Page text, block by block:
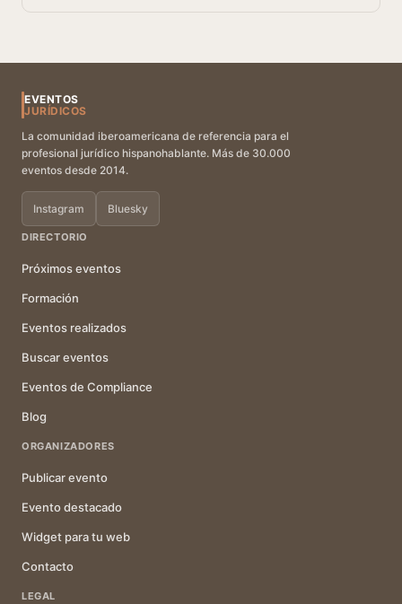
EVENTOS
JURÍDICOS
La comunidad iberoamericana de referencia para el
profesional jurídico hispanohablante. Más de 30.000
eventos desde 2014.
Instagram Bluesky
DIRECTORIO
Próximos eventos
Formación
Eventos realizados
Buscar eventos
Eventos de Compliance
Blog
ORGANIZADORES
Publicar evento
Evento destacado
Widget para tu web
Contacto
LEGAL